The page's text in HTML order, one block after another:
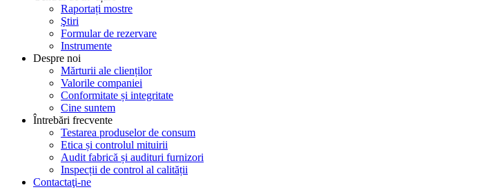
Raportați mostre
Ştiri
Formular de rezervare
Instrumente
Despre noi
Mărturii ale clienților
Valorile companiei
Conformitate și integritate
Cine suntem
Întrebări frecvente
Testarea produselor de consum
Etica și controlul mituirii
Audit fabrică și audituri furnizori
Inspecții de control al calității
Contactaţi-ne